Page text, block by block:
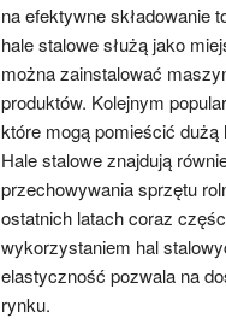
na efektywne składowanie
hale stalowe służą jako
można zainstalować
produktów. Kolejnym
które mogą pomieścić
Hale stalowe znajdują
przechowywania sprzętu
ostatnich latach coraz
wykorzystaniem hal
elastyczność pozwala na
rynku.